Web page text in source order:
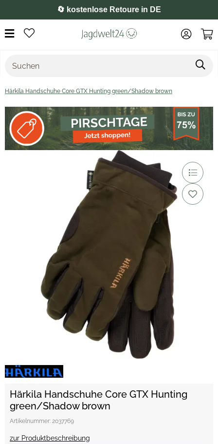
⭐️ 4,8 auf Google
Härkila Handschuhe Core GTX Hunting green/Shadow brown
Härkila Handschuhe Core GTX Hunting
green/Shadow brown
Artikelnummer: 2037769
zur Produktbeschreibung